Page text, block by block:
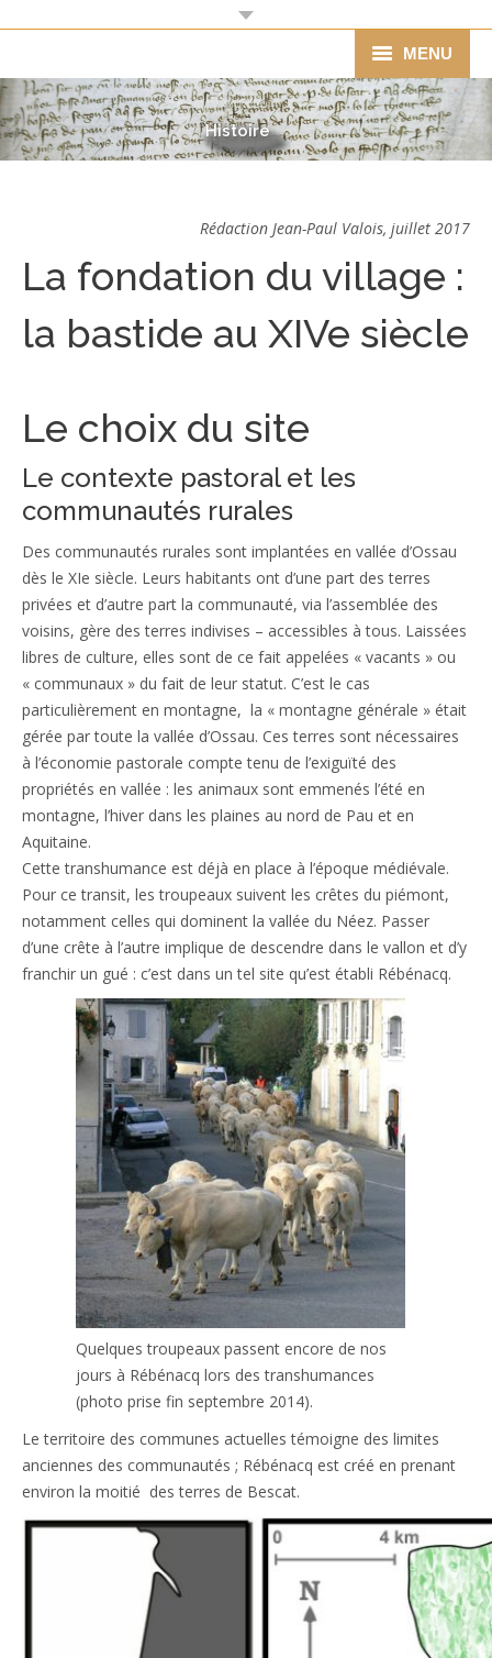
MENU
Mairie
Agenda
Vie économique
Tourisme
Patrimoine
Contact
Histoire
Rédaction Jean-Paul Valois, juillet 2017
La fondation du village :
la bastide au XIVe siècle
Le choix du site
Le contexte pastoral et les
communautés rurales
Des communautés rurales sont implantées en vallée d’Ossau
dès le XIe siècle. Leurs habitants ont d’une part des terres
privées et d’autre part la communauté, via l’assemblée des
voisins, gère des terres indivises – accessibles à tous. Laissées
libres de culture, elles sont de ce fait appelées « vacants » ou
« communaux » du fait de leur statut. C’est le cas
particulièrement en montagne, la « montagne générale » était
gérée par toute la vallée d’Ossau. Ces terres sont nécessaires
à l’économie pastorale compte tenu de l’exiguïté des
propriétés en vallée : les animaux sont emmenés l’été en
montagne, l’hiver dans les plaines au nord de Pau et en
Aquitaine.
Cette transhumance est déjà en place à l’époque médiévale.
Pour ce transit, les troupeaux suivent les crêtes du piémont,
notamment celles qui dominent la vallée du Néez. Passer
d’une crête à l’autre implique de descendre dans le vallon et d’y
franchir un gué : c’est dans un tel site qu’est établi Rébénacq.
Quelques troupeaux passent encore de nos
jours à Rébénacq lors des transhumances
(photo prise fin septembre 2014).
Le territoire des communes actuelles témoigne des limites
anciennes des communautés ; Rébénacq est créé en prenant
environ la moitié des terres de Bescat.